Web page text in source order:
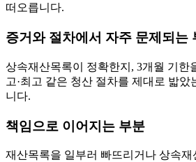
떠오릅니다.
증거와 절차에서 자주 문제되는
상속재산목록이 정확한지, 3개월 기한
고·최고 같은 청산 절차를 제대로 밟
니다.
책임으로 이어지는 부분
재산목록을 일부러 빠뜨리거나 상속재